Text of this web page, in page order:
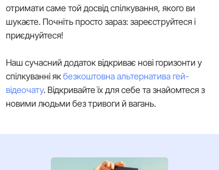
отримати саме той досвід спілкування, якого ви
шукаєте. Почніть просто зараз: зареєструйтеся і
приєднуйтеся!
Наш сучасний додаток відкриває нові горизонти у
спілкуванні якбезкоштовна альтернатива гей-
відеочату. Відкривайте їх для себе та знайомтеся з
новими людьми без тривоги й вагань.